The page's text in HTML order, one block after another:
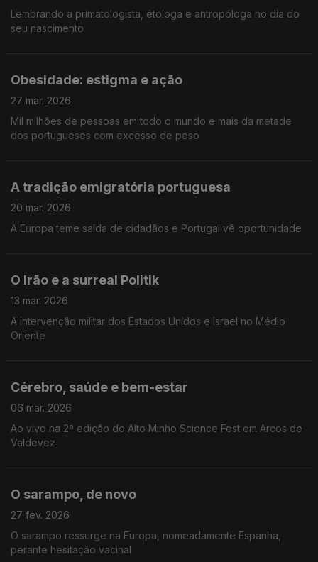
Lembrando a primatologista, étologa e antropóloga no dia do
seu nascimento
Obesidade: estigma e ação
27 mar. 2026
Mil milhões de pessoas em todo o mundo e mais da metade
dos portugueses com excesso de peso
A tradição emigratória portuguesa
20 mar. 2026
A Europa teme saída de cidadãos e Portugal vê oportunidade
O Irão e a surreal Politik
13 mar. 2026
A intervenção militar dos Estados Unidos e Israel no Médio
Oriente
Cérebro, saúde e bem-estar
06 mar. 2026
Ao vivo na 2ª edição do Alto Minho Science Fest em Arcos de
Valdevez
O sarampo, de novo
27 fev. 2026
O sarampo ressurge na Europa, nomeadamente Espanha,
perante hesitação vacinal